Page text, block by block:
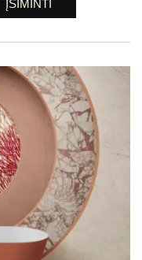
ĮSIMINTI